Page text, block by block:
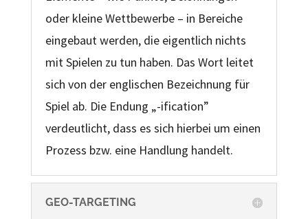
oder kleine Wettbewerbe – in Bereiche
eingebaut werden, die eigentlich nichts
mit Spielen zu tun haben. Das Wort leitet
sich von der englischen Bezeichnung für
Spiel ab. Die Endung „-ification”
verdeutlicht, dass es sich hierbei um einen
Prozess bzw. eine Handlung handelt.
GEO-TARGETING